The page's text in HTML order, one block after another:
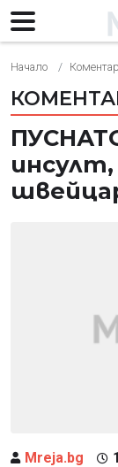
Начало Коментар
инсулт,
Mreja.bg